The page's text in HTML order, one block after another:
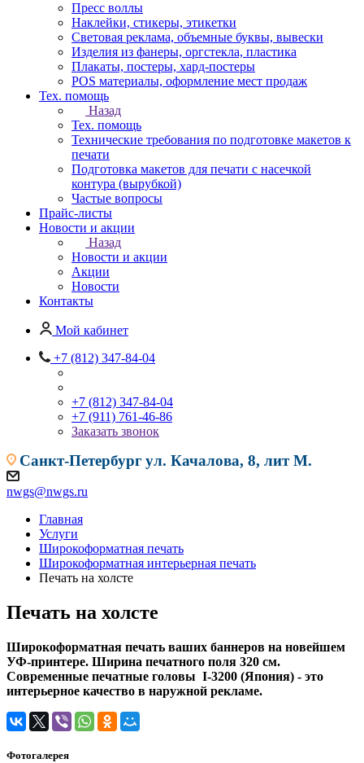
Пресс воллы
Наклейки, стикеры, этикетки
Световая реклама, объемные буквы, вывески
Изделия из фанеры, оргстекла, пластика
Плакаты, постеры, хард-постеры
POS материалы, оформление мест продаж
Тех. помощь
Назад
Тех. помощь
Технические требования по подготовке макетов к
печати
Подготовка макетов для печати с насечкой
контура (вырубкой)
Частые вопросы
Прайс-листы
Новости и акции
Назад
Новости и акции
Акции
Новости
Контакты
Мой кабинет
+7 (812) 347-84-04
+7 (812) 347-84-04
+7 (911) 761-46-86
Заказать звонок
Санкт-Петербургул. Качалова, 8, лит М.
nwgs@nwgs.ru
Главная
Услуги
Широкоформатная печать
Широкоформатная интерьерная печать
Печать на холсте
Печать на холсте
Широкоформатная печать ваших баннеров на новейшем
УФ-принтере. Ширина печатного поля 320 см.
Современные печатные головы I-3200 (Япония) - это
интерьерное качество в наружной рекламе.
Фотогалерея